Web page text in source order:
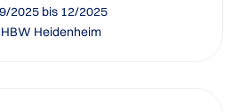
2025 bis 12/2025
Heidenheim